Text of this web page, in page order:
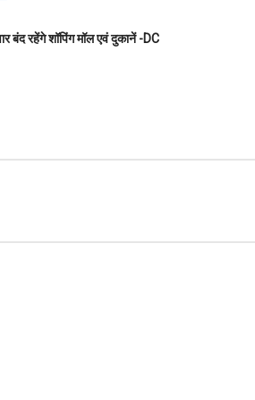
eबंद रहेंगे शॉपिंग मॉल एवं दुकानें -DC